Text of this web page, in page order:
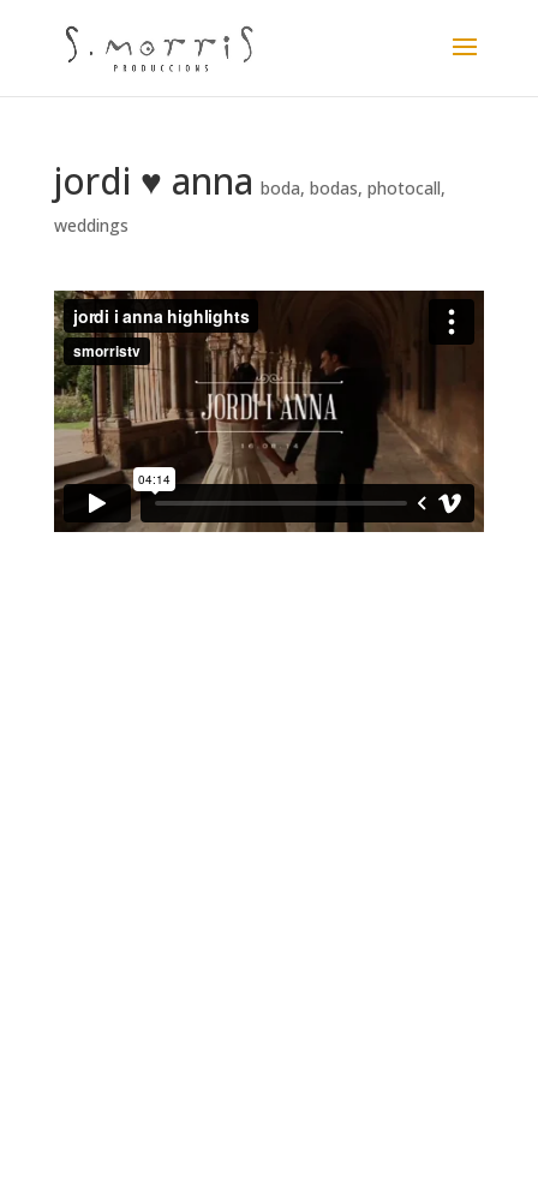
jordi ♥ anna boda, bodas, photocall,
weddings